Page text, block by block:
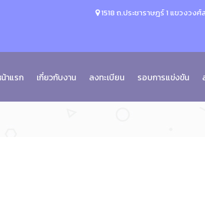
1518 ถ.ประชาราษฎร์ 1 แขวงวง
าแรก เกี่ยวกับงาน ลงทะเบียน รอบการแข่งขัน